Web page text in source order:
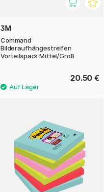
3M
Command
Bilderaufhängestreifen
Vorteilspack Mittel/Groß
20.50 €